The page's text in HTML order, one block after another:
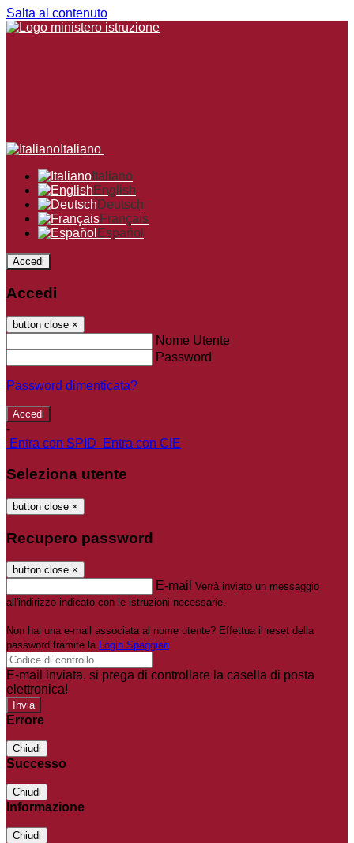
Salta al contenuto
Italiano
Italiano
English
Deutsch
Français
Español
Accedi
Accedi
button close ×
Nome Utente
Password
Password dimenticata?
-
Entra con SPID
Entra con CIE
Seleziona utente
button close ×
Recupero password
button close ×
E-mail Verrà inviato un messaggio
all'indirizzo indicato con le istruzioni necessarie.
Non hai una e-mail associata al nome utente? Effettua il reset della
password tramite la Login Spaggiari
E-mail inviata, si prega di controllare la casella di posta
elettronica!
Errore
Chiudi
Successo
Chiudi
Informazione
Chiudi